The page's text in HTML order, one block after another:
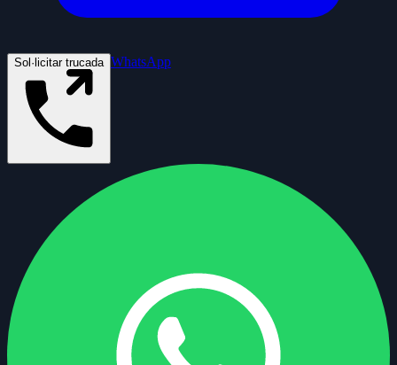
Sol·licitar trucada WhatsApp